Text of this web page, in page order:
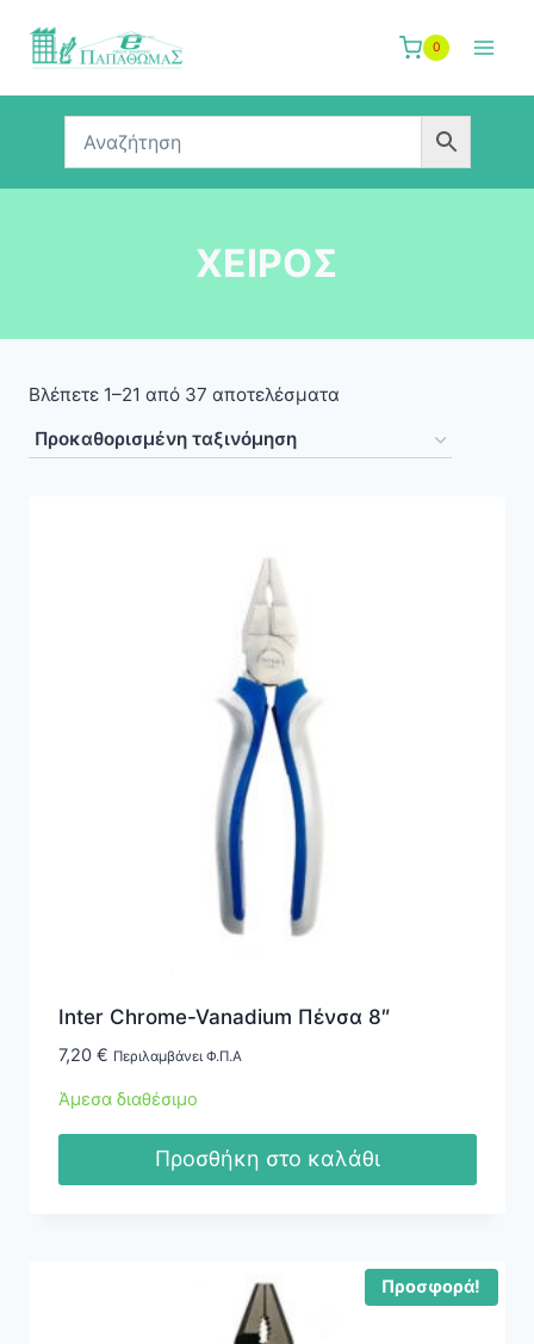
0
ΧΕΙΡΟΣ
Βλέπετε 1–21 από 37 αποτελέσματα
Inter Chrome-Vanadium Πένσα 8″
7,20 € Περιλαμβάνει Φ.Π.Α
Άμεσα διαθέσιμο
Προσθήκη στο καλάθι
Προσφορά!